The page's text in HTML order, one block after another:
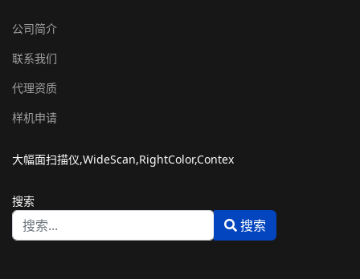
公司简介
联系我们
代理资质
样机申请
大幅面扫描仪,WideScan,RightColor,Contex
搜索
搜索